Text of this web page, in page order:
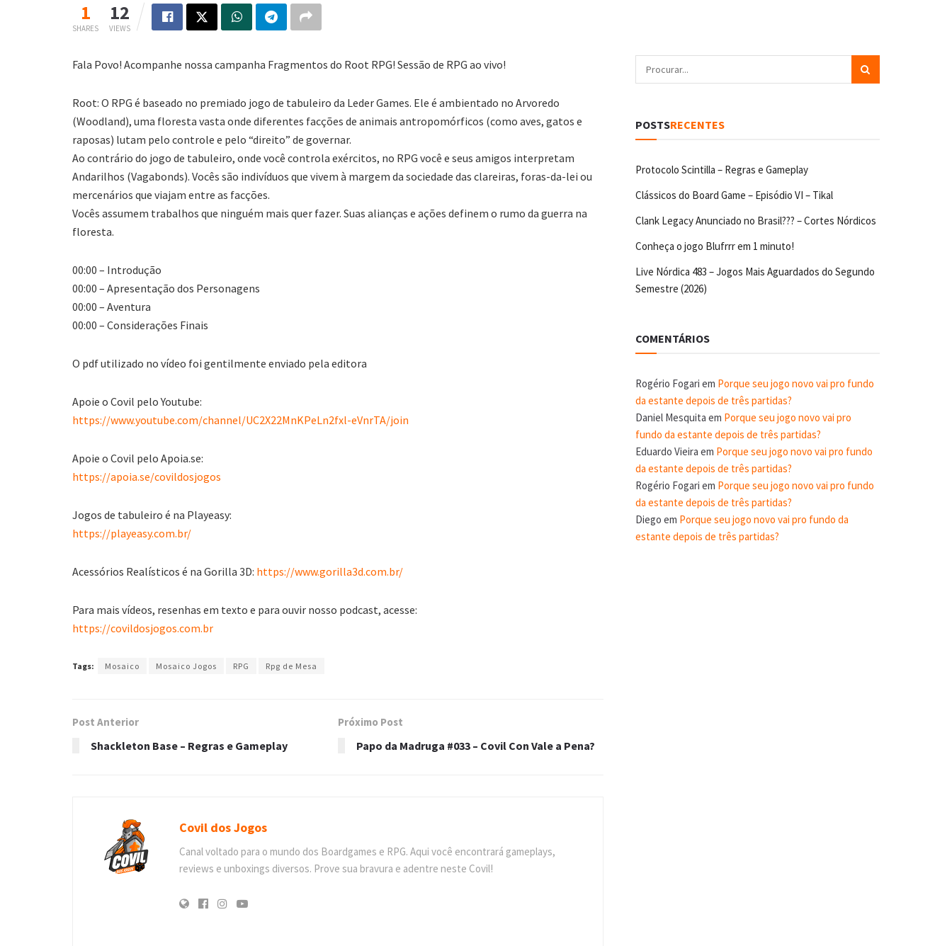
1
SHARES
12
VIEWS
Fala Povo! Acompanhe nossa campanha Fragmentos do Root RPG! Sessão de RPG ao vivo!
Root: O RPG é baseado no premiado jogo de tabuleiro da Leder Games. Ele é ambientado no Arvoredo
(Woodland), uma floresta vasta onde diferentes facções de animais antropomórficos (como aves, gatos e
raposas) lutam pelo controle e pelo “direito” de governar.
Ao contrário do jogo de tabuleiro, onde você controla exércitos, no RPG você e seus amigos interpretam
Andarilhos (Vagabonds). Vocês são indivíduos que vivem à margem da sociedade das clareiras, foras-da-lei ou
mercenários que viajam entre as facções.
Vocês assumem trabalhos que ninguém mais quer fazer. Suas alianças e ações definem o rumo da guerra na
floresta.
00:00 – Introdução
00:00 – Apresentação dos Personagens
00:00 – Aventura
00:00 – Considerações Finais
O pdf utilizado no vídeo foi gentilmente enviado pela editora
Apoie o Covil pelo Youtube:
https://www.youtube.com/channel/UC2X22MnKPeLn2fxl-eVnrTA/join
Apoie o Covil pelo Apoia.se:
https://apoia.se/covildosjogos
Jogos de tabuleiro é na Playeasy:
https://playeasy.com.br/
Acessórios Realísticos é na Gorilla 3D: https://www.gorilla3d.com.br/
Para mais vídeos, resenhas em texto e para ouvir nosso podcast, acesse:
https://covildosjogos.com.br
Tags: Mosaico Mosaico Jogos RPG Rpg de Mesa
Post Anterior
Shackleton Base – Regras e Gameplay
Próximo Post
Papo da Madruga #033 – Covil Con Vale a Pena?
Covil dos Jogos
Canal voltado para o mundo dos Boardgames e RPG. Aqui você encontrará gameplays,
reviews e unboxings diversos. Prove sua bravura e adentre neste Covil!
POSTSRECENTES
Protocolo Scintilla – Regras e Gameplay
Clássicos do Board Game – Episódio VI – Tikal
Clank Legacy Anunciado no Brasil??? – Cortes Nórdicos
Conheça o jogo Blufrrr em 1 minuto!
Live Nórdica 483 – Jogos Mais Aguardados do Segundo
Semestre (2026)
COMENTÁRIOS
Rogério Fogari em Porque seu jogo novo vai pro fundo
da estante depois de três partidas?
Daniel Mesquita em Porque seu jogo novo vai pro
fundo da estante depois de três partidas?
Eduardo Vieira em Porque seu jogo novo vai pro fundo
da estante depois de três partidas?
Rogério Fogari em Porque seu jogo novo vai pro fundo
da estante depois de três partidas?
Diego em Porque seu jogo novo vai pro fundo da
estante depois de três partidas?